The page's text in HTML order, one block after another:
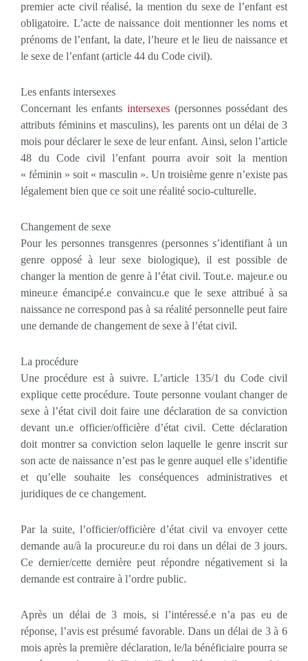
premier acte civil réalisé, la mention du sexe de l’enfant est
obligatoire. L’acte de naissance doit mentionner les noms et
prénoms de l’enfant, la date, l’heure et le lieu de naissance et
le sexe de l’enfant (article 44 du Code civil).
Les enfants intersexes
Concernant les enfants intersexes (personnes possédant des
attributs féminins et masculins), les parents ont un délai de 3
mois pour déclarer le sexe de leur enfant. Ainsi, selon l’article
48 du Code civil l’enfant pourra avoir soit la mention
« féminin » soit « masculin ». Un troisième genre n’existe pas
légalement bien que ce soit une réalité socio-culturelle.
Changement de sexe
Pour les personnes transgenres (personnes s’identifiant à un
genre opposé à leur sexe biologique), il est possible de
changer la mention de genre à l’état civil. Tout.e. majeur.e ou
mineur.e émancipé.e convaincu.e que le sexe attribué à sa
naissance ne correspond pas à sa réalité personnelle peut faire
une demande de changement de sexe à l’état civil.
La procédure
Une procédure est à suivre. L’article 135/1 du Code civil
explique cette procédure. Toute personne voulant changer de
sexe à l’état civil doit faire une déclaration de sa conviction
devant un.e officier/officière d’état civil. Cette déclaration
doit montrer sa conviction selon laquelle le genre inscrit sur
son acte de naissance n’est pas le genre auquel elle s’identifie
et qu’elle souhaite les conséquences administratives et
juridiques de ce changement.
Par la suite, l’officier/officière d’état civil va envoyer cette
demande au/à la procureur.e du roi dans un délai de 3 jours.
Ce dernier/cette dernière peut répondre négativement si la
demande est contraire à l’ordre public.
Après un délai de 3 mois, si l’intéressé.e n’a pas eu de
réponse, l’avis est présumé favorable. Dans un délai de 3 à 6
mois après la première déclaration, le/la bénéficiaire pourra se